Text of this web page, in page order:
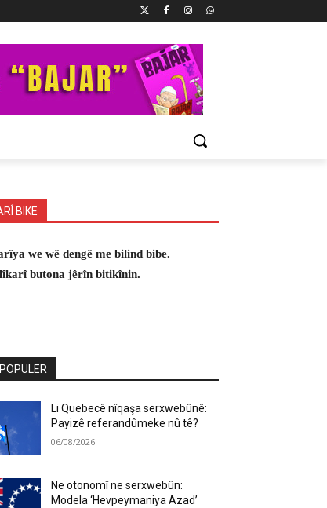
BIKE
we wê dengê me bilind bibe.
butona jêrîn bitikînin.
Li Quebecê nîqaşa serxwebûnê:
Payizê referandûmeke nû tê?
06/08/2026
Ne otonomî ne serxwebûn:
Modela ‘Hevpeymaniya Azad’